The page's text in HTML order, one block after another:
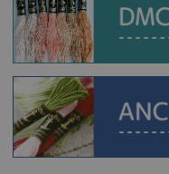
当店について
よくあるご質問
ご利用ガイド